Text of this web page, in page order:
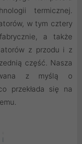
termicznej.
w tym cztery
a także
z przodu i z
część. Nasza
z myślą o
przekłada się na